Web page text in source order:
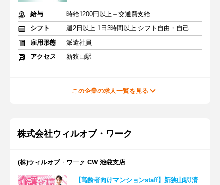
給与
時給1200円以上＋交通費支給
シフト
週2日以上 1日3時間以上 シフト自由・自己申告
雇用形態
派遣社員
アクセス
新狭山駅
この企業の求人一覧を見る
株式会社ウィルオブ・ワーク
(株)ウィルオブ・ワーク CW 池袋支店
【高齢者向けマンションstaff】新狭山駅!清